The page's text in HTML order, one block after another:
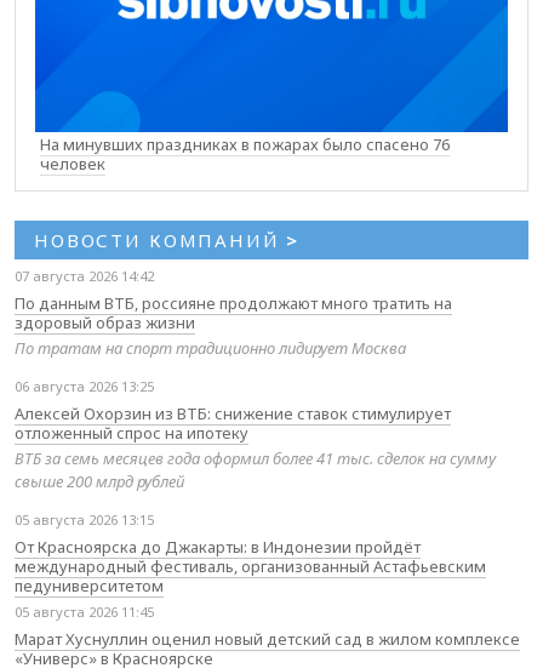
На минувших праздниках в пожарах было спасено 76
человек
НОВОСТИ КОМПАНИЙ >
07 августа 2026 14:42
По данным ВТБ, россияне продолжают много тратить на
здоровый образ жизни
По тратам на спорт традиционно лидирует Москва
06 августа 2026 13:25
Алексей Охорзин из ВТБ: снижение ставок стимулирует
отложенный спрос на ипотеку
ВТБ за семь месяцев года оформил более 41 тыс. сделок на сумму
свыше 200 млрд рублей
05 августа 2026 13:15
От Красноярска до Джакарты: в Индонезии пройдёт
международный фестиваль, организованный Астафьевским
педуниверситетом
05 августа 2026 11:45
Марат Хуснуллин оценил новый детский сад в жилом комплексе
«Универс» в Красноярске